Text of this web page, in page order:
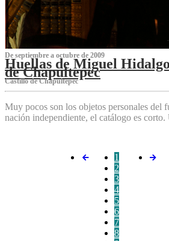
De septiembre a octubre de 2009
Huellas de Miguel
de Chapultepec
Castillo de Chapultepec
Muy pocos son los objetos personales del
nación independiente, el catálogo es
1
2
3
4
5
6
7
8